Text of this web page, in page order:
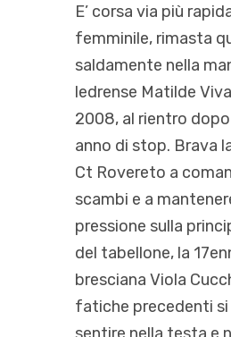
E’ corsa via più
femminile, rimasta
saldamente nella
ledrense Matilde
2008, al rientro
anno di stop. Brava
Ct Rovereto a
scambi e a
pressione sulla
del tabellone, la
bresciana Viola
fatiche precedenti